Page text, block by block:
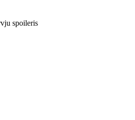
spoileris